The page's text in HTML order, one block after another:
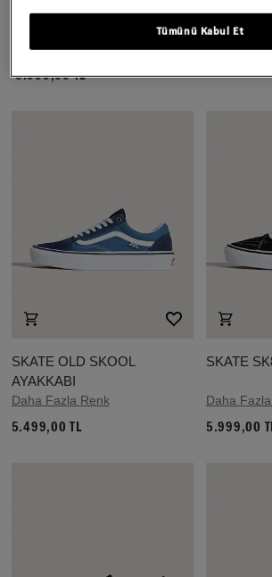
SKATE HALF CAB AYAKKABI
Daha Fazla Renk
5.999,00 TL
Daha Fazla
SKATE OLD SKOOL
AYAKKABI
Daha Fazla Renk
5.499,00 TL
SKATE
Daha
5.999,00
Tümünü Kabul Et